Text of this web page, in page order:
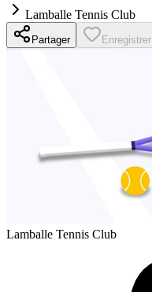
Lamballe Tennis Club
Partager Enregistrer
Lamballe Tennis Club